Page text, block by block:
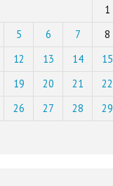
1
5 6 7 8
12 13 14 15
19 20 21 22
26 27 28 29